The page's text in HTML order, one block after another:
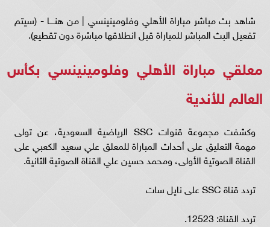
شاهد بث مباشر مباراة الأهلي وفلومينينسي | من هنــــا - (سيتم
تفعيل البث المباشر للمباراة قبل انطلاقها مباشرة دون تقطيع).
معلقي مباراة الأهلي وفلومينينسي بكأس
العالم للأندية
وكشفت مجموعة قنوات SSC الرياضية السعودية، عن تولى
مهمة التعليق على أحداث المباراة للمعلق علي سعيد الكعبي على
القناة الصوتية الأولى، ومحمد حسين علي القناة الصوتية الثانية.
تردد قناة SSC على نايل سات
تردد القناة: 12523.